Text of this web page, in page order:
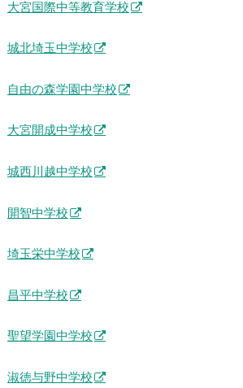
大宮国際中等教育学校
城北埼玉中学校
自由の森学園中学校
大宮開成中学校
城西川越中学校
開智中学校
埼玉栄中学校
昌平中学校
聖望学園中学校
淑徳与野中学校